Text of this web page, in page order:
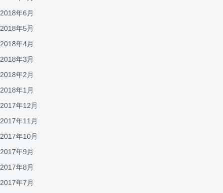
2018年6月
2018年5月
2018年4月
2018年3月
2018年2月
2018年1月
2017年12月
2017年11月
2017年10月
2017年9月
2017年8月
2017年7月